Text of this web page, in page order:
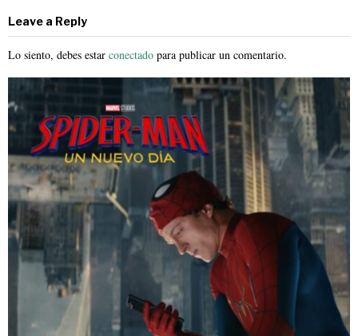
Leave a Reply
Lo siento, debes estar conectado para publicar un comentario.